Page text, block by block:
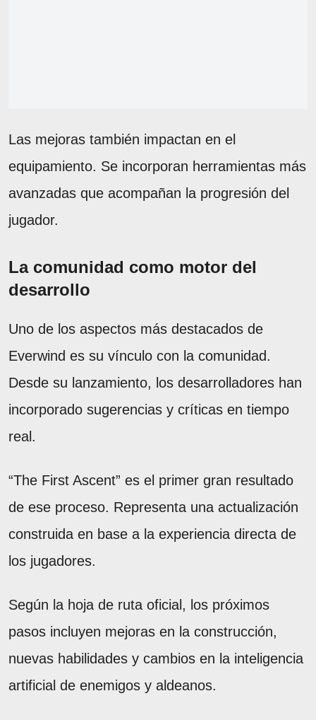
Las mejoras también impactan en el
equipamiento. Se incorporan herramientas más
avanzadas que acompañan la progresión del
jugador.
La comunidad como motor del
desarrollo
Uno de los aspectos más destacados de
Everwind es su vínculo con la comunidad.
Desde su lanzamiento, los desarrolladores han
incorporado sugerencias y críticas en tiempo
real.
“The First Ascent” es el primer gran resultado
de ese proceso. Representa una actualización
construida en base a la experiencia directa de
los jugadores.
Según la hoja de ruta oficial, los próximos
pasos incluyen mejoras en la construcción,
nuevas habilidades y cambios en la inteligencia
artificial de enemigos y aldeanos.